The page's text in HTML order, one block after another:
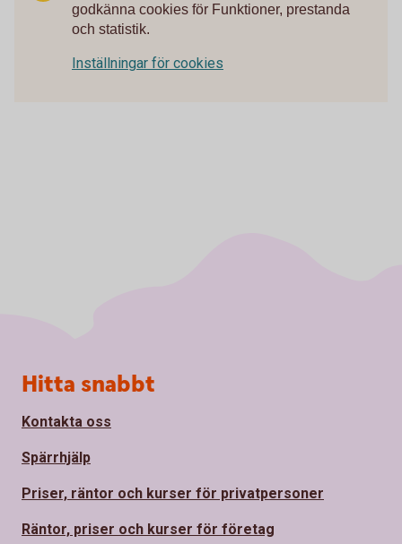
godkänna cookies för Funktioner, prestanda
och statistik.
Inställningar för cookies
Sidfot
Hitta snabbt
Kontakta oss
Spärrhjälp
Priser, räntor och kurser för privatpersoner
Räntor, priser och kurser för företag